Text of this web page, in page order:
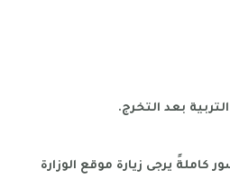
بعد التخرج.
كاملةً يرجى زيارة موقع الوزارة